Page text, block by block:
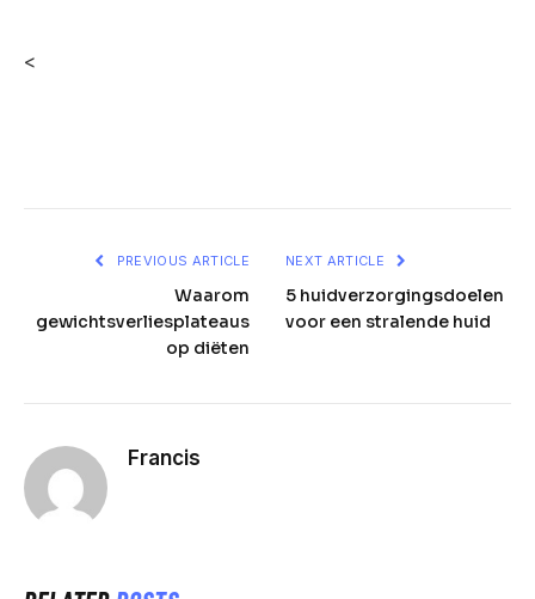
<
PREVIOUS ARTICLE
Waarom
gewichtsverliesplateaus
op diëten
NEXT ARTICLE
5 huidverzorgingsdoelen
voor een stralende huid
Francis